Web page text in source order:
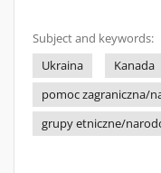
Subject and keywords:
Ukraina
Kanada
pomoc zagraniczna/
grupy etniczne/